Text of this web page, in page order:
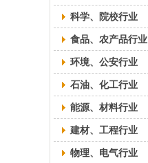
科学、院校行业
食品、农产品行业
环境、公安行业
石油、化工行业
能源、材料行业
建材、工程行业
物理、电气行业